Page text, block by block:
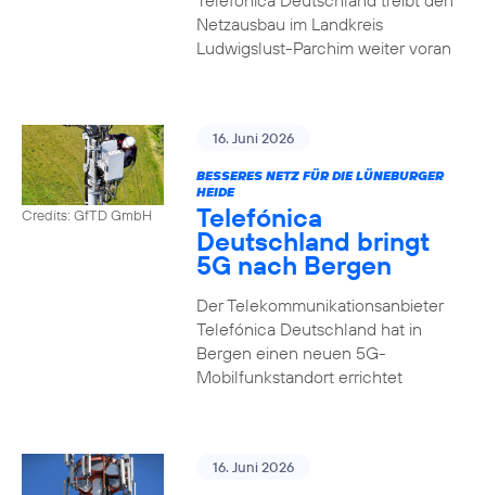
Netzausbau im Landkreis
Ludwigslust-Parchim weiter voran
Credits: GfTD GmbH
16. Juni 2026
BESSERES NETZ FÜR DIE LÜNEBURGER
HEIDE
Telefónica
Deutschland bringt
5G nach Bergen
Der Telekommunikationsanbieter
Telefónica Deutschland hat in
Bergen einen neuen 5G-
Mobilfunkstandort errichtet
16. Juni 2026